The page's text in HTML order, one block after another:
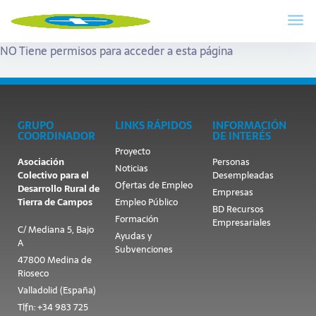
NO Tiene permisos para acceder a esta página
GRUPO
COORDINADOR
Asociación
Colectivo para el
Desarrollo Rural de
Tierra de Campos
C/ Mediana 5, Bajo
A
47800 Medina de
Rioseco
Valladolid (España)
Tlfn: +34 983 725
LINKS RÁPIDOS
Proyecto
Noticias
Ofertas de Empleo
Empleo Público
Formación
Ayudas y
Subvenciones
INFORMACIÓN
DE INTERÉS
Personas
Desempleadas
Empresas
BD Recursos
Empresariales